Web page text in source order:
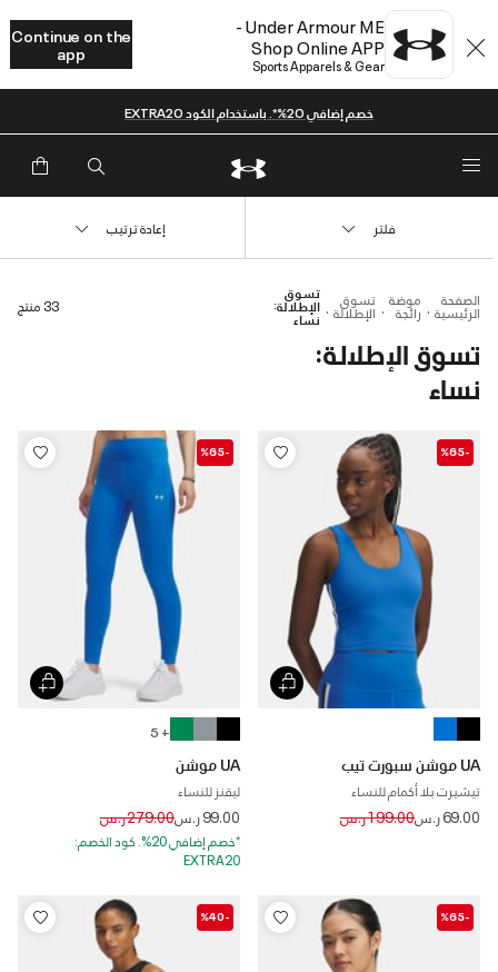
Under Armour ME -
Shop Online APP
Sports Apparels & Gear
Continue on the
app
خصم إضافي 20%*. باستخدام الكود EXTRA20
الصفحة
الرئيسية
موضة
رائجة
تسوق
الإطلالة
تسوق
الإطلالة:
نساء
تسوق الإطلالة:
نساء
33 منتج
فلتر إعادة ترتيب
-%65
UA موشن سبورت تيب
تيشيرت بلا أكمام للنساء
69.00 ر.س Price reduced from
199.00 ر.س to
-%65
+ 5
UA موشن
ليقنز للنساء
99.00 ر.س Price reduced from
279.00 ر.س to
*خصم إضافي 20%. كود الخصم:
EXTRA20
-%65
-%40